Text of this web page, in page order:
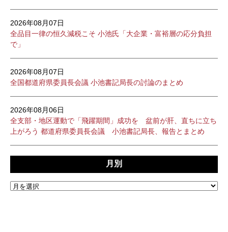
2026年08月07日
全品目一律の恒久減税こそ 小池氏「大企業・富裕層の応分負担
で」
2026年08月07日
全国都道府県委員長会議 小池書記局長の討論のまとめ
2026年08月06日
全支部・地区運動で「飛躍期間」成功を 盆前が肝、直ちに立ち
上がろう 都道府県委員長会議 小池書記局長、報告とまとめ
月別